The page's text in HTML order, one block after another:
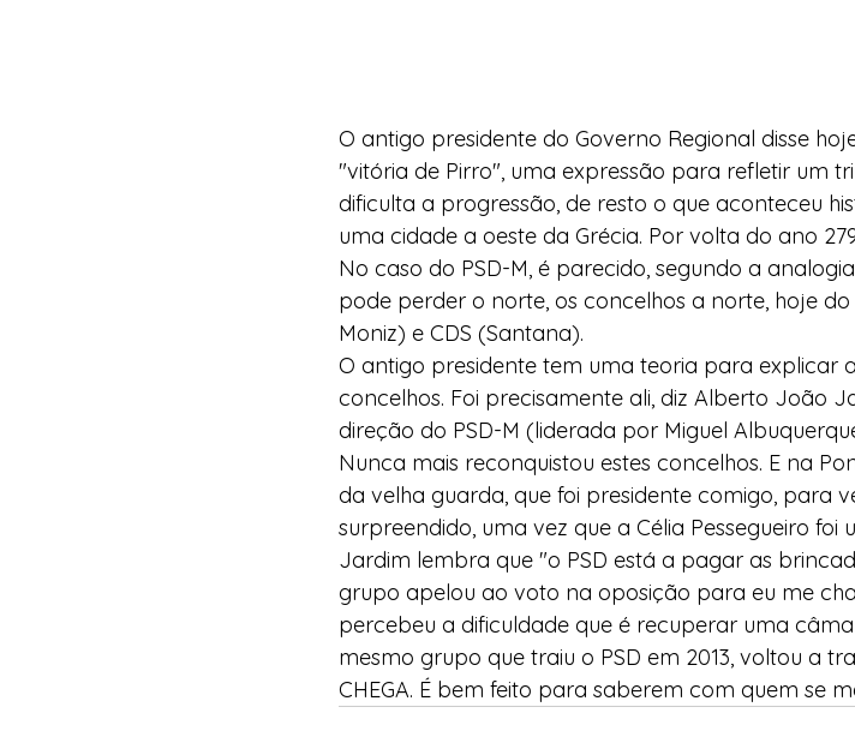
O antigo presidente do Governo Regional disse
"vitória de Pirro", uma expressão para refletir um
dificulta a progressão, de resto o que aconteceu
uma cidade a oeste da Grécia. Por volta do ano
No caso do PSD-M, é parecido, segundo a
pode perder o norte, os concelhos a norte, hoje do
Moniz) e CDS (Santana).
O antigo presidente tem uma teoria para explicar
concelhos. Foi precisamente ali, diz Alberto João
direção do PSD-M (liderada por Miguel
Nunca mais reconquistou estes concelhos. E na
da velha guarda, que foi presidente comigo, para
surpreendido, uma vez que a Célia Pessegueiro
Jardim lembra que "o PSD está a pagar as
grupo apelou ao voto na oposição para eu me
percebeu a dificuldade que é recuperar uma
mesmo grupo que traiu o PSD em 2013, voltou a
CHEGA. É bem feito para saberem com quem se